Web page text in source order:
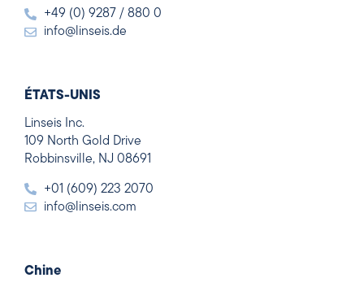
+49 (0) 9287 / 880 0
info@linseis.de
ÉTATS-UNIS
Linseis Inc.
109 North Gold Drive
Robbinsville, NJ 08691
+01 (609) 223 2070
info@linseis.com
Chine